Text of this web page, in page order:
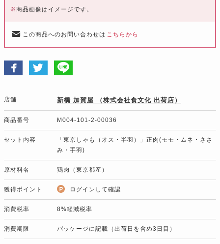
※商品画像はイメージです。
この商品へのお問い合わせは こちらから
店舗 新橋 加賀屋 （株式会社食文化 出荷店）
商品番号 M004-101-2-00036
セット内容
「東京しゃも（オス・半羽）」正肉(モモ・ムネ・ささ
み・手羽)
原材料名 鶏肉（東京都産）
獲得ポイント ログインして確認
消費税率 8%軽減税率
消費期限 パッケージに記載（出荷日を含め3日目）